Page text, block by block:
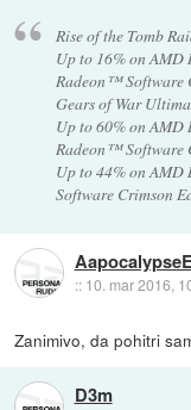
Rise of the Tomb
Up to 16% on AMD
Radeon™ Software
Gears of War
Up to 60% on AMD
Radeon™ Software
Up to 44% on
Software Crimson
:: 10. mar 2016,
Zanimivo, da pohitri
D3m